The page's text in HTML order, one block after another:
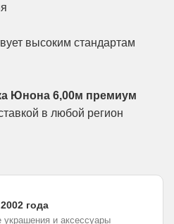
высоким стандартам
Юнона 6,00м премиум
в любой регион
года
украшения и аксессуары